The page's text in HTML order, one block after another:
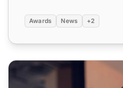
Awards News +2
LiveAgent laimėjo 'Leader